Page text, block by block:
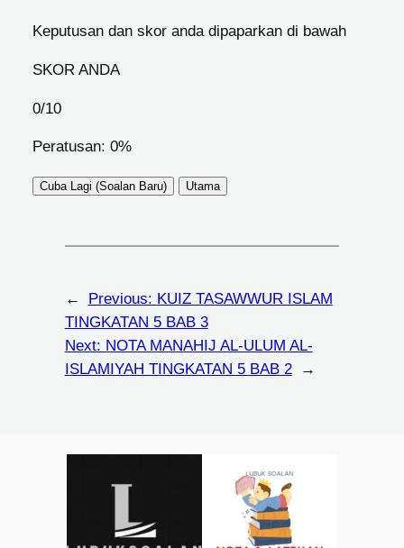
Keputusan dan skor anda dipaparkan di bawah
SKOR ANDA
0/10
Peratusan: 0%
Cuba Lagi (Soalan Baru) Utama
← Previous: KUIZ TASAWWUR ISLAM
TINGKATAN 5 BAB 3
Next: NOTA MANAHIJ AL-ULUM AL-
ISLAMIYAH TINGKATAN 5 BAB 2
→